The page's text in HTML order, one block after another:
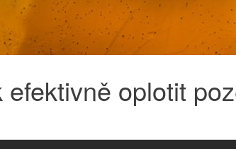
efektivně oplotit